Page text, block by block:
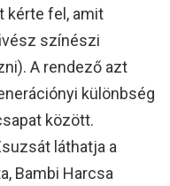
kérte fel, amit
színészi
A rendező azt
különbség
között.
láthatja a
Bambi Harcsa